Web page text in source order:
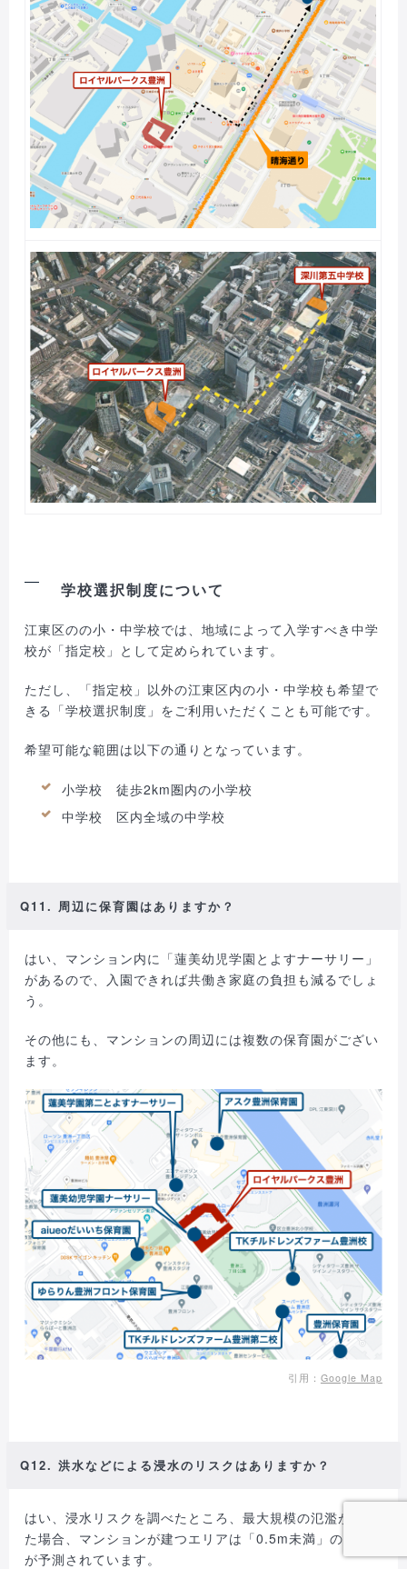
学校選択制度について
江東区のの小・中学校では、地域によって入学すべき中学
校が「指定校」として定められています。
ただし、「指定校」以外の江東区内の小・中学校も希望で
きる「学校選択制度」をご利用いただくことも可能です。
希望可能な範囲は以下の通りとなっています。
小学校 徒歩2km圏内の小学校
中学校 区内全域の中学校
Q11. 周辺に保育園はありますか？
はい、マンション内に「蓮美幼児学園とよすナーサリー」
があるので、入園できれば共働き家庭の負担も減るでしょ
う。
その他にも、マンションの周辺には複数の保育園がござい
ます。
引用： Google Map
Q12. 洪水などによる浸水のリスクはありますか？
はい、浸水リスクを調べたところ、最大規模の氾濫が起き
た場合、マンションが建つエリアは「0.5m未満」の浸水
が予測されています。